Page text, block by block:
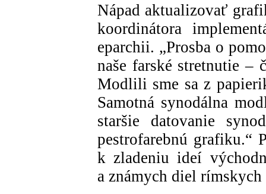
Nápad aktualizovať
koordinátora
eparchii. „Prosba o
naše farské stretnutie –
Modlili sme sa z
Samotná synodálna
staršie datovanie
pestrofarebnú grafiku.“
k zladeniu ideí
a známych diel